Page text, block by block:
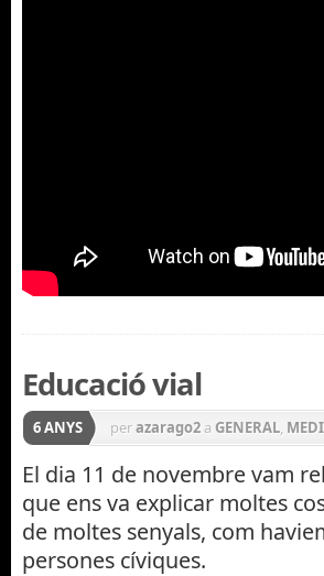
Educació vial
6 ANYS perazarago2 a GENERAL, MEDI
El dia 11 de novembre vam
que ens va explicar moltes
de moltes senyals, com
persones cíviques.